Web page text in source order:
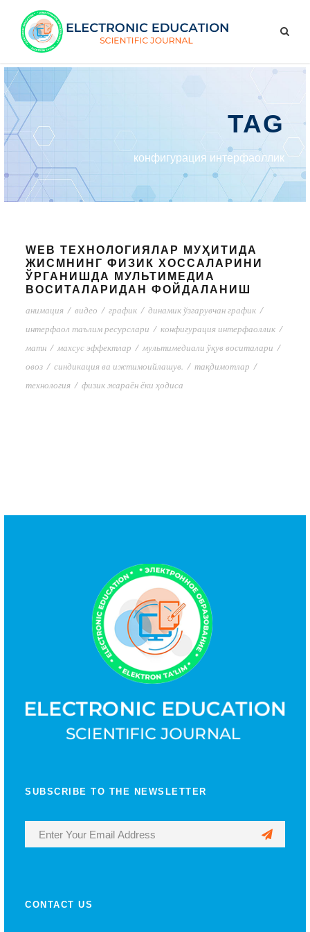
TAG
конфигурация интерфаоллик
WEB ТЕХНОЛОГИЯЛАР МУҲИТИДА
ЖИСМНИНГ ФИЗИК ХОССАЛАРИНИ
ЎРГАНИШДА МУЛЬТИМЕДИА
ВОСИТАЛАРИДАН ФОЙДАЛАНИШ
анимация / видео / график / динамик ўзгарувчан график /
интерфаол таълим ресурслари / конфигурация интерфаоллик /
матн / махсус эффектлар / мультимедиали ўқув воситалари /
овоз / синдикация ва ижтимоийлашув. / тақдимотлар /
технология / физик жараён ёки ҳодиса
SUBSCRIBE TO THE NEWSLETTER
CONTACT US